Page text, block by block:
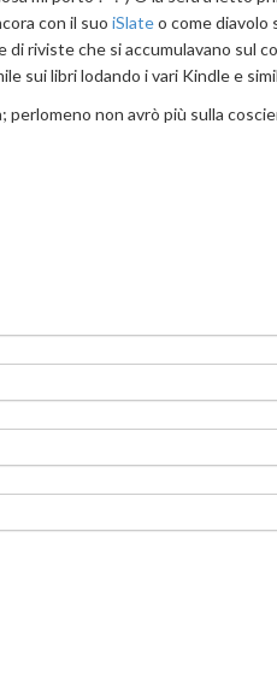
con il suo iSlateo come diavolo
riviste che si accumulavano sul
sui libri lodando i vari Kindle e
perlomeno non avrò più sulla